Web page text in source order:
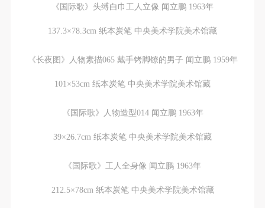
《国际歌》头缚白巾工人立像 闻立鹏 1963年
137.3×78.3cm 纸本炭笔 中央美术学院美术馆藏
《长夜图》人物素描065 戴手铐脚镣的男子 闻立鹏 1959年
101×53cm 纸本炭笔 中央美术学院美术馆藏
《国际歌》人物造型014 闻立鹏 1963年
39×26.7cm 纸本炭笔 中央美术学院美术馆藏
《国际歌》工人全身像 闻立鹏 1963年
212.5×78cm 纸本炭笔 中央美术学院美术馆藏